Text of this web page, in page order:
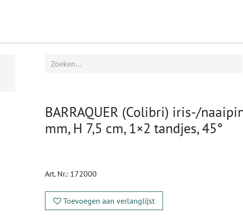
BARRAQUER (Colibri) iris-/
mm, H 7,5 cm, 1×2 tandjes, 45°
Art. Nr.: 172000
Toevoegen aan verlanglijst